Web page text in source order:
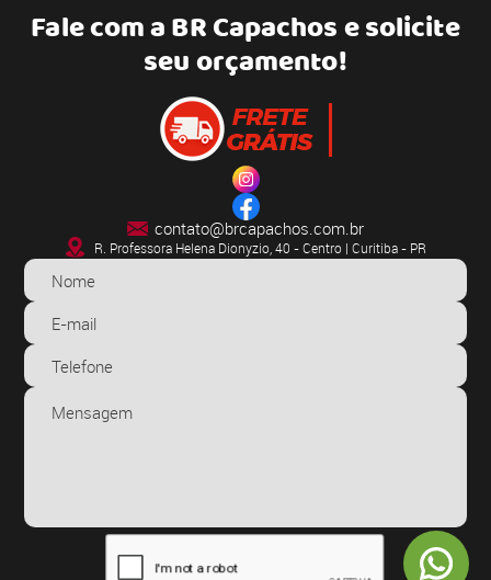
Fale com aBR Capachose solicite
seu orçamento!
contato@brcapachos.com.br
R. Professora Helena Dionyzio, 40 - Centro | Curitiba - PR